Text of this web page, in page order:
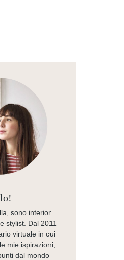
sono interior
stylist. Dal 2011
virtuale in cui
mie ispirazioni,
dal mondo